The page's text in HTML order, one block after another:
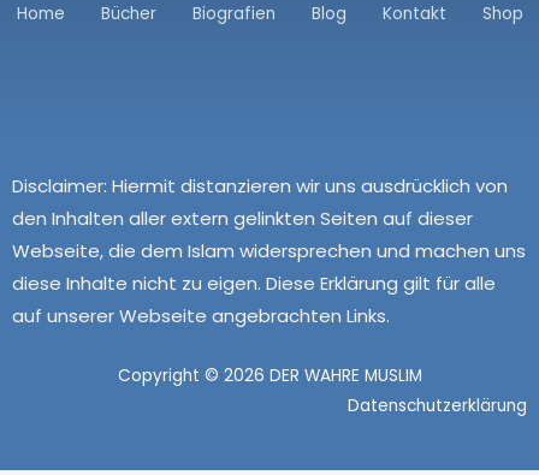
Home Bücher Biografien Blog Kontakt Shop
Disclaimer: Hiermit distanzieren wir uns ausdrücklich von
den Inhalten aller extern gelinkten Seiten auf dieser
Webseite, die dem Islam widersprechen und machen uns
diese Inhalte nicht zu eigen. Diese Erklärung gilt für alle
auf unserer Webseite angebrachten Links.
Copyright © 2026 DER WAHRE MUSLIM
Datenschutzerklärung